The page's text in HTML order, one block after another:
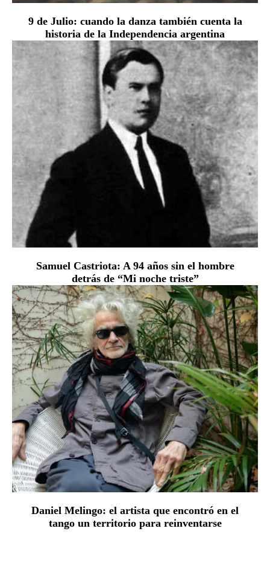
9 de Julio: cuando la danza también cuenta la
historia de la Independencia argentina
Samuel Castriota: A 94 años sin el hombre
detrás de “Mi noche triste”
Daniel Melingo: el artista que encontró en el
tango un territorio para reinventarse